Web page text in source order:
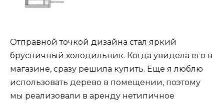
Отправной точкой дизайна стал яркий
брусничный холодильник. Когда увидела его в
магазине, сразу решила купить. Еще я люблю
использовать дерево в помещении, поэтому
мы реализовали в аренду нетипичное